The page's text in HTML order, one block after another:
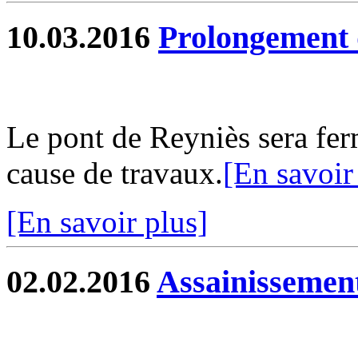
10.03.2016
Le pont de Reyniès sera
cause de travaux.[En
[En savoir plus]
02.02.2016